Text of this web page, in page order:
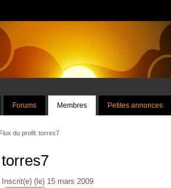
Forums Membres Petites annonces
du profil: torres7
torres7
Inscrit(e) (le) 15 mars 2009